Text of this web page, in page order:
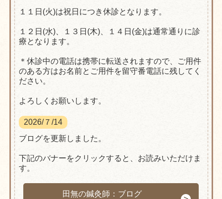
１１日(火)は祝日につき休診となります。
１２日(水)、１３日(木)、１４日(金)は通常通りに診
療となります。
＊休診中の電話は携帯に転送されますので、ご用件
のある方はお名前とご用件を留守番電話に残してく
ださい。
よろしくお願いします。
2026/７/14
ブログを更新しました。
下記のバナーをクリックすると、お読みいただけま
す。
田無の鍼灸師：ブログ